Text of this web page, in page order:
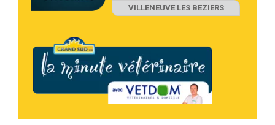
VILLENEUVE LES BEZIERS